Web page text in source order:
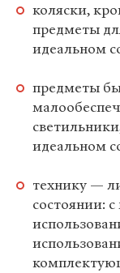
коляски,
предметы
идеальном
предметы
идеальном
технику —
состоянии: